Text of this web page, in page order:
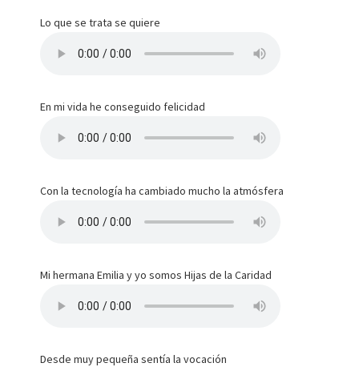
Lo que se trata se quiere
En mi vida he conseguido felicidad
Con la tecnología ha cambiado mucho la atmósfera
Mi hermana Emilia y yo somos Hijas de la Caridad
Desde muy pequeña sentía la vocación